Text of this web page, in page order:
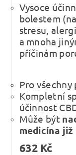
Vysoce
bolestem
stresu,
a mnoha
příčinám
Pro všechny
Kompletní
účinnost
Může být
medicína již
632 Kč